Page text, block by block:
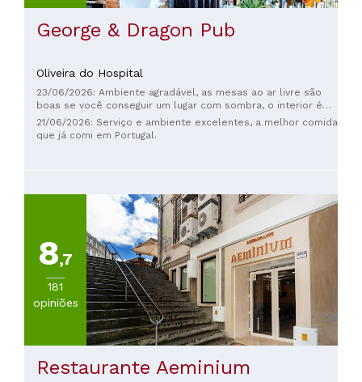
George & Dragon Pub
Oliveira do Hospital
23/06/2026: Ambiente agradável, as mesas ao ar livre são
boas se você conseguir um lugar com sombra, o interior é
como um pub inglês tradicional, os funcionários são muito
simpáticos e prestativos
21/06/2026: Serviço e ambiente excelentes, a melhor comida
que já comi em Portugal.
8,7
181
opiniões
Restaurante Aeminium